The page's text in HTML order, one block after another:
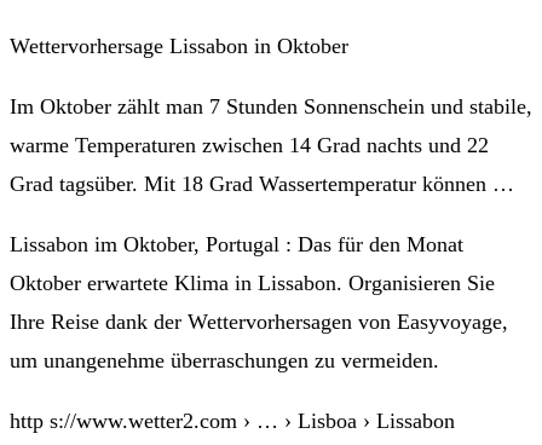
Wettervorhersage Lissabon in Oktober
Im Oktober zählt man 7 Stunden Sonnenschein und stabile,
warme Temperaturen zwischen 14 Grad nachts und 22
Grad tagsüber. Mit 18 Grad Wassertemperatur können …
Lissabon im Oktober, Portugal : Das für den Monat
Oktober erwartete Klima in Lissabon. Organisieren Sie
Ihre Reise dank der Wettervorhersagen von Easyvoyage,
um unangenehme überraschungen zu vermeiden.
http s://www.wetter2.com › … › Lisboa › Lissabon